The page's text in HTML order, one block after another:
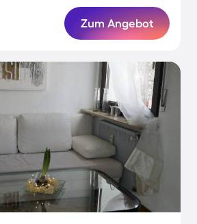
Zum Angebot